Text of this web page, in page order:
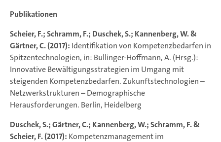
Publikationen
Scheier, F.; Schramm, F.; Duschek, S.; Kannenberg, W. &
Gärtner, C. (2017): Identifikation von Kompetenzbedarfen in
Spitzentechnologien, in: Bullinger-Hoffmann, A. (Hrsg.):
Innovative Bewältigungsstrategien im Umgang mit
steigenden Kompetenzbedarfen. Zukunftstechnologien –
Netzwerkstrukturen – Demographische
Herausforderungen. Berlin, Heidelberg
Duschek, S.; Gärtner, C.; Kannenberg, W.; Schramm, F. &
Scheier, F. (2017): Kompetenzmanagement im